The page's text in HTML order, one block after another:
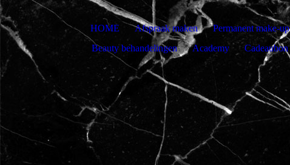
HOME Afspraak maken Permanent make-up
Beauty behandelingen
Academy Cadeaubon